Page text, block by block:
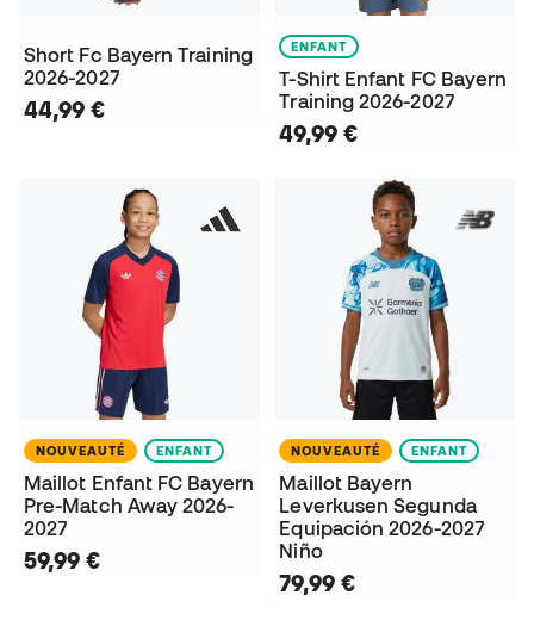
Short Fc Bayern Training
2026-2027
44,99 €
ENFANT
T-Shirt Enfant FC Bayern
Training 2026-2027
49,99 €
NOUVEAUTÉ ENFANT
Maillot Enfant FC Bayern
Pre-Match Away 2026-
2027
59,99 €
NOUVEAUTÉ ENFANT
Maillot Bayern
Leverkusen Segunda
Equipación 2026-2027
Niño
79,99 €